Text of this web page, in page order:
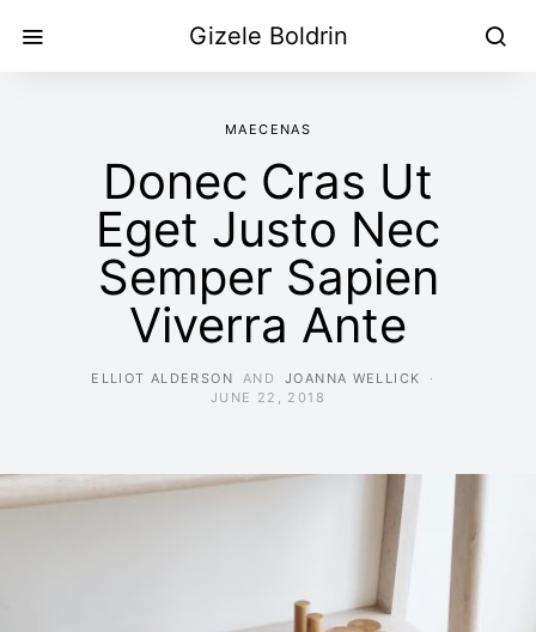
Gizele Boldrin
MAECENAS
Donec Cras Ut
Eget Justo Nec
Semper Sapien
Viverra Ante
ELLIOT ALDERSON AND
JOANNA WELLICK
JUNE 22, 2018